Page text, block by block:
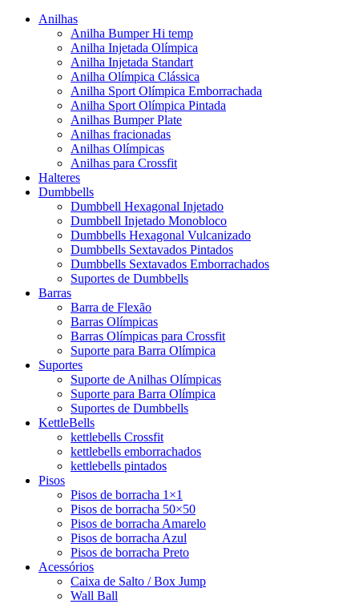
Anilhas
Anilha Bumper Hi temp
Anilha Injetada Olímpica
Anilha Injetada Standart
Anilha Olímpica Clássica
Anilha Sport Olímpica Emborrachada
Anilha Sport Olímpica Pintada
Anilhas Bumper Plate
Anilhas fracionadas
Anilhas Olímpicas
Anilhas para Crossfit
Halteres
Dumbbells
Dumbbell Hexagonal Injetado
Dumbbell Injetado Monobloco
Dumbbells Hexagonal Vulcanizado
Dumbbells Sextavados Pintados
Dumbbells Sextavados Emborrachados
Suportes de Dumbbells
Barras
Barra de Flexão
Barras Olímpicas
Barras Olímpicas para Crossfit
Suporte para Barra Olímpica
Suportes
Suporte de Anilhas Olímpicas
Suporte para Barra Olímpica
Suportes de Dumbbells
KettleBells
kettlebells Crossfit
kettlebells emborrachados
kettlebells pintados
Pisos
Pisos de borracha 1×1
Pisos de borracha 50×50
Pisos de borracha Amarelo
Pisos de borracha Azul
Pisos de borracha Preto
Acessórios
Caixa de Salto / Box Jump
Wall Ball